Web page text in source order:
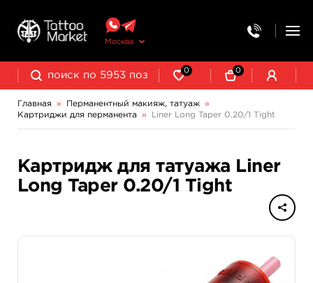
Москва
0 0
Главная » Перманентный макияж, татуаж
»
Картриджи для перманента
» Liner Long Taper 0.20/1 Tight
Картридж для татуажа Liner
Long Taper 0.20/1 Tight